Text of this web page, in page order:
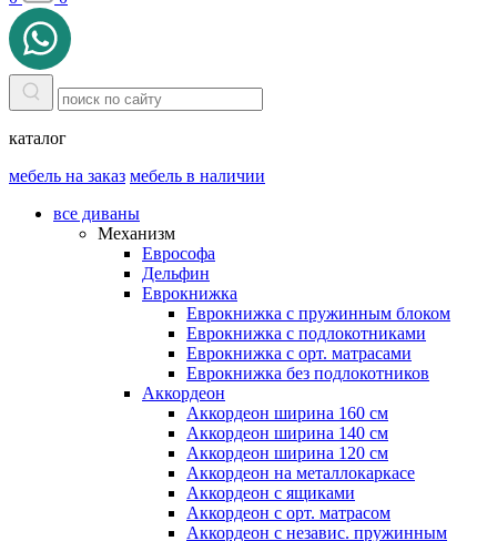
каталог
мебель на заказ мебель в наличии
все диваны
Механизм
Еврософа
Дельфин
Еврокнижка
Еврокнижка с пружинным блоком
Еврокнижка с подлокотниками
Еврокнижка с орт. матрасами
Еврокнижка без подлокотников
Аккордеон
Аккордеон ширина 160 см
Аккордеон ширина 140 см
Аккордеон ширина 120 см
Аккордеон на металлокаркасе
Аккордеон c ящиками
Аккордеон c орт. матрасом
Аккордеон c независ. пружинным